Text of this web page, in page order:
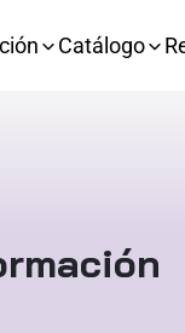
Catálogo